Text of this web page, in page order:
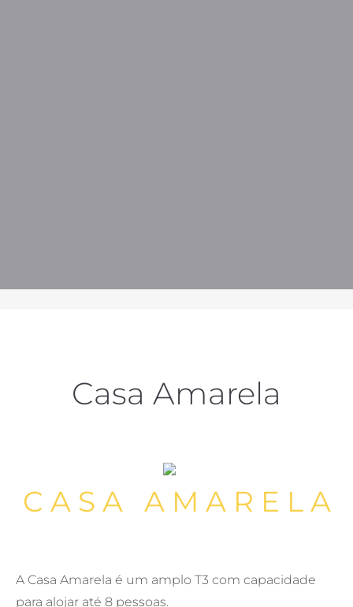
Casa Amarela
C A S A A M A R E L A
A Casa Amarela é um amplo T3 com capacidade
para alojar até 8 pessoas.